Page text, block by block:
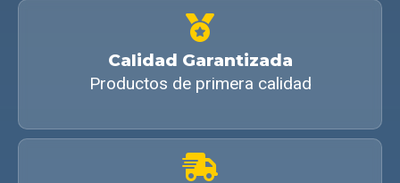
Calidad Garantizada
Productos de primera calidad